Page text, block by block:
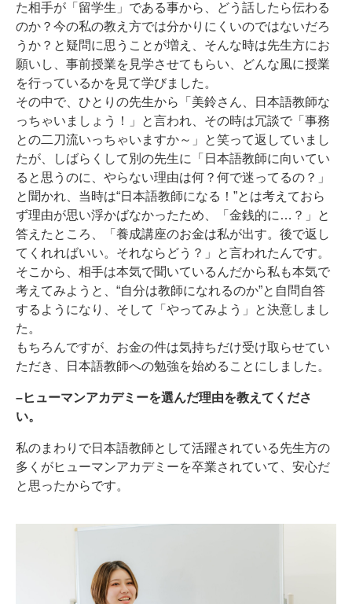
た相手が「留学生」である事から、どう話したら伝わる
のか？今の私の教え方では分かりにくいのではないだろ
うか？と疑問に思うことが増え、そんな時は先生方にお
願いし、事前授業を見学させてもらい、どんな風に授業
を行っているかを見て学びました。
その中で、ひとりの先生から「美鈴さん、日本語教師な
っちゃいましょう！」と言われ、その時は冗談で「事務
との二刀流いっちゃいますか～」と笑って返していまし
たが、しばらくして別の先生に「日本語教師に向いてい
ると思うのに、やらない理由は何？何で迷ってるの？」
と聞かれ、当時は“日本語教師になる！”とは考えておら
ず理由が思い浮かばなかったため、「金銭的に…？」と
答えたところ、「養成講座のお金は私が出す。後で返し
てくれればいい。それならどう？」と言われたんです。
そこから、相手は本気で聞いているんだから私も本気で
考えてみようと、“自分は教師になれるのか”と自問自答
するようになり、そして「やってみよう」と決意しまし
た。
もちろんですが、お金の件は気持ちだけ受け取らせてい
ただき、日本語教師への勉強を始めることにしました。
–ヒューマンアカデミーを選んだ理由を教えてくださ
い。
私のまわりで日本語教師として活躍されている先生方の
多くがヒューマンアカデミーを卒業されていて、安心だ
と思ったからです。